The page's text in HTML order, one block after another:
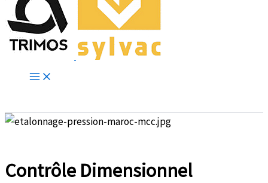
Contrôle Dimensionnel